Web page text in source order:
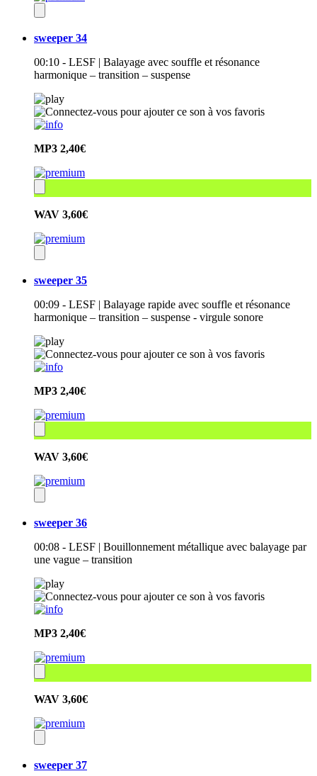
sweeper 34
00:10 - LESF | Balayage avec souffle et résonance
harmonique – transition – suspense
MP3 2,40€
WAV 3,60€
sweeper 35
00:09 - LESF | Balayage rapide avec souffle et résonance
harmonique – transition – suspense - virgule sonore
MP3 2,40€
WAV 3,60€
sweeper 36
00:08 - LESF | Bouillonnement métallique avec balayage par
une vague – transition
MP3 2,40€
WAV 3,60€
sweeper 37